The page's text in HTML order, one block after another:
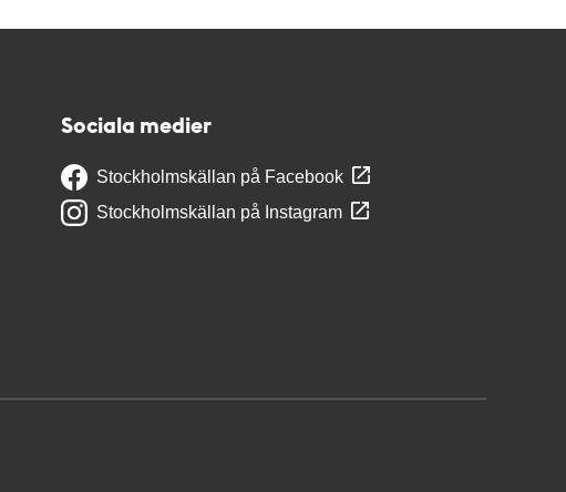
Sociala medier
Stockholmskällan på Facebook
Stockholmskällan på Instagram